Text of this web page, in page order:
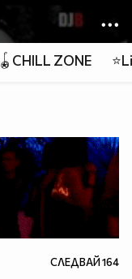
🪀CHILL ZONE
СЛЕДВАЙ164